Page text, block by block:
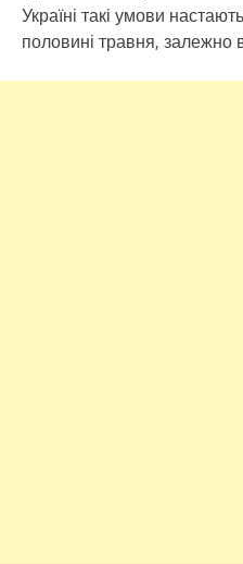
Україні такі умови
половині травня, залежно